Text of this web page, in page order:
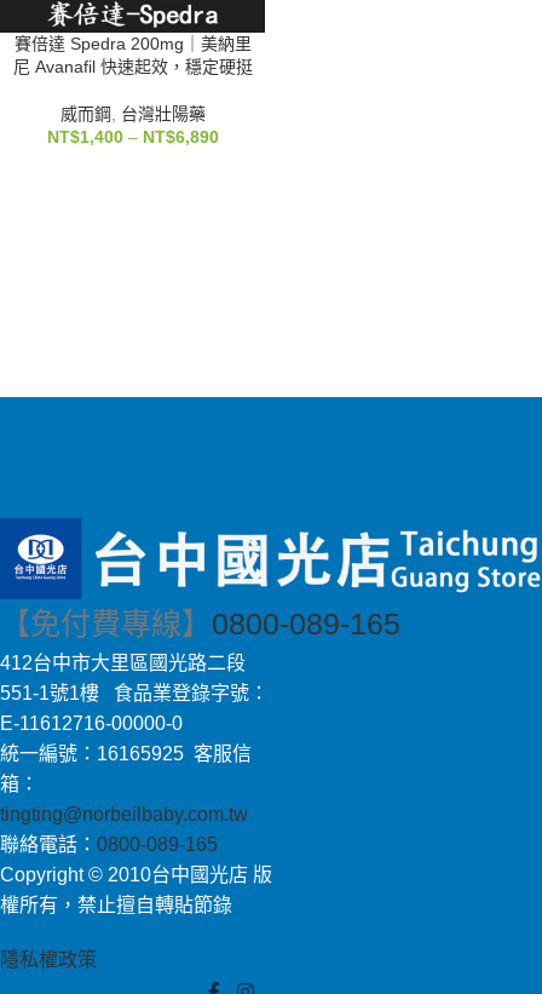
賽倍達 Spedra 200mg｜美納里
尼 Avanafil 快速起效，穩定硬挺
威而鋼, 台灣壯陽藥
NT$1,400 – NT$6,890
【免付費專線】 0800-089-165
412台中市大里區國光路二段
551-1號1樓 食品業登錄字號：
E-11612716-00000-0
統一編號：16165925 客服信
箱：
tingting@norbeilbaby.com.tw
聯絡電話： 0800-089-165
Copyright © 2010台中國光店 版
權所有，禁止擅自轉貼節錄
隱私權政策